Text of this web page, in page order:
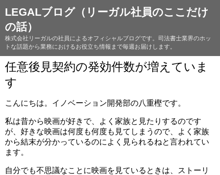
LEGALブログ（リーガル社員のここだけ
の話）
株式会社リーガルの社員によるオフィシャルブログです。司法書士業界のホッ
トな話題から業務におけるお役立ち情報まで毎週お届けします。
任意後見契約の発効件数が増えていま
す
こんにちは。イノベーション開発部の八重樫です。
私は昔から映画が好きで、よく家族と見たりするのです
が、好きな映画は何度も何度も見てしまうので、よく家族
から結末が分かっているのによく見られるねと言われてい
ます。
自分でも不思議なことに映画を見ているときは、ストーリ